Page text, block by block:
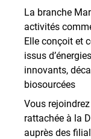
La branche
activités
Elle conçoit et
issus
innovants,
biosourcées
Vous
rattachée à la
auprès des